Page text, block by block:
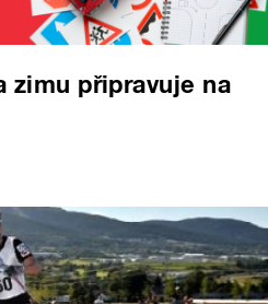
zimu připravuje na